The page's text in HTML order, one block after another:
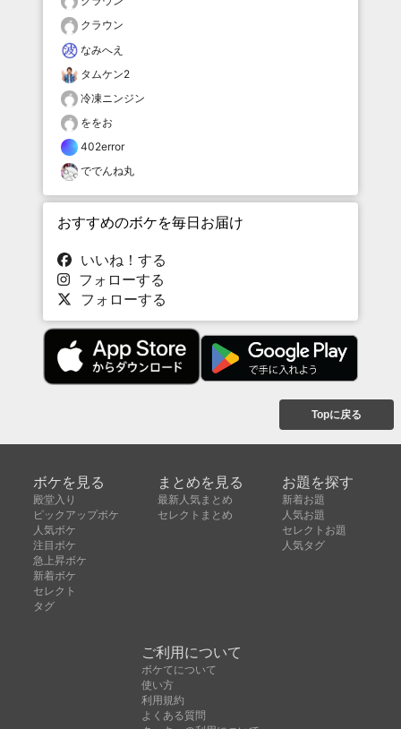
クラウン
なみへえ
タムケン2
冷凍ニンジン
ををお
402error
ででんね丸
おすすめのボケを毎日お届け
いいね！する
フォローする
フォローする
Topに戻る
ボケを見る
殿堂入り
ピックアップボケ
人気ボケ
注目ボケ
急上昇ボケ
新着ボケ
セレクト
タグ
まとめを見る
最新人気まとめ
セレクトまとめ
お題を探す
新着お題
人気お題
セレクトお題
人気タグ
ご利用について
ボケてについて
使い方
利用規約
よくある質問